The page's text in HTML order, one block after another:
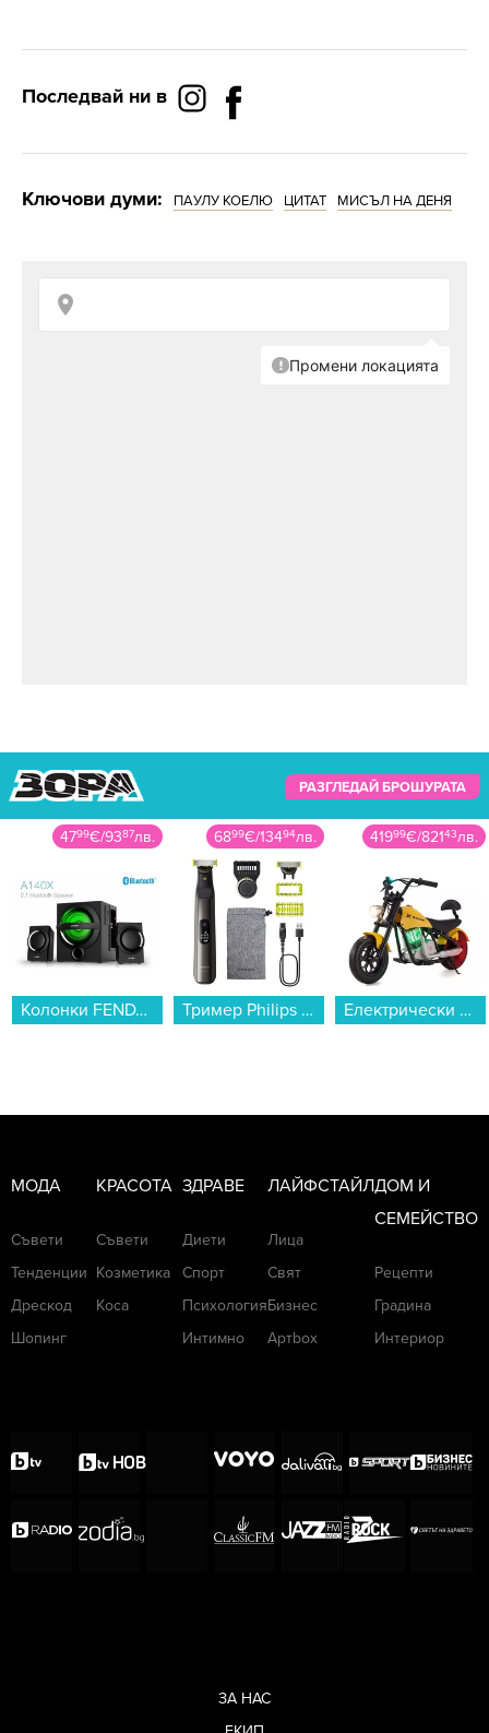
Последвай ни в
Ключови думи: ПАУЛУ КОЕЛЮ ЦИТАТ МИСЪЛ НА ДЕНЯ
РАЗГЛЕДАЙ БРОШУРАТА
4799€/9387лв.
Колонки FENDA A140X 2.1...
6899€/13494лв.
Тример Philips QP6552/15 OneBlade...
41999€/82143лв.
Електрически скутер/тротинетка MANTA XRIDER CRUISER 12 (Детски ел. скутер)...
МОДА
Съвети
Тенденции
Дрескод
Шопинг
КРАСОТА
Съвети
Козметика
Коса
ЗДРАВЕ
Диети
Спорт
Психология
Интимно
ЛАЙФСТАЙЛ
Лица
Свят
Бизнес
Артbox
ДОМ И
СЕМЕЙСТВО
Рецепти
Градина
Интериор
ЗА НАС